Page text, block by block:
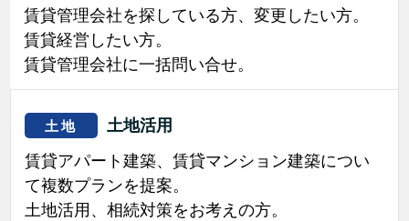
賃貸管理会社を探している方、変更したい方。
賃貸経営したい方。
賃貸管理会社に一括問い合せ。
土地
土地活用
賃貸アパート建築、賃貸マンション建築につい
て複数プランを提案。
土地活用、相続対策をお考えの方。